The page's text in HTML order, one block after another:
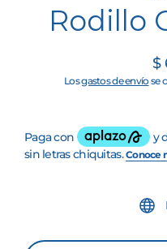
Rodillo
$
Losgastos de envío se